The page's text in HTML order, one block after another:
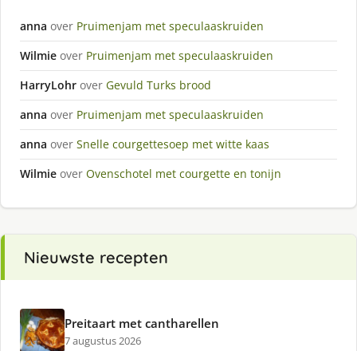
anna over Pruimenjam met speculaaskruiden
Wilmie over Pruimenjam met speculaaskruiden
HarryLohr over Gevuld Turks brood
anna over Pruimenjam met speculaaskruiden
anna over Snelle courgettesoep met witte kaas
Wilmie over Ovenschotel met courgette en tonijn
Nieuwste recepten
Preitaart met cantharellen
7 augustus 2026